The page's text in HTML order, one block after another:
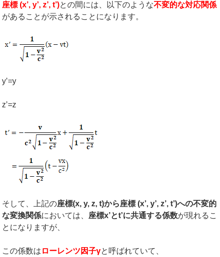
座標 (x’, y’, z’, t’)との間には、以下のような不変的な対応関係
があることが示されることになります。
y’=y
z’=z
そして、上記の座標(x, y, z, t)から座標 (x’, y’, z’, t’)への不変的
な変換関係においては、 座標x’とt’に共通する係数が現れるこ
とになりますが、
この係数は ローレンツ因子γと呼ばれていて、